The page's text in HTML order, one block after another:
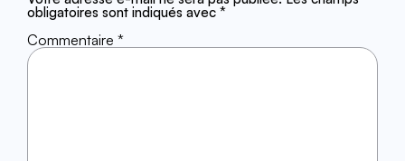
obligatoires sont indiqués avec *
Commentaire *